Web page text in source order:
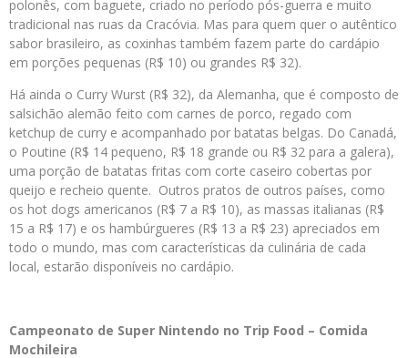
polonês, com baguete, criado no período pós-guerra e muito
tradicional nas ruas da Cracóvia. Mas para quem quer o autêntico
sabor brasileiro, as coxinhas também fazem parte do cardápio
em porções pequenas (R$ 10) ou grandes R$ 32).
Há ainda o Curry Wurst (R$ 32), da Alemanha, que é composto de
salsichão alemão feito com carnes de porco, regado com
ketchup de curry e acompanhado por batatas belgas. Do Canadá,
o Poutine (R$ 14 pequeno, R$ 18 grande ou R$ 32 para a galera),
uma porção de batatas fritas com corte caseiro cobertas por
queijo e recheio quente. Outros pratos de outros países, como
os hot dogs americanos (R$ 7 a R$ 10), as massas italianas (R$
15 a R$ 17) e os hambúrgueres (R$ 13 a R$ 23) apreciados em
todo o mundo, mas com características da culinária de cada
local, estarão disponíveis no cardápio.
Campeonato de Super Nintendo no Trip Food – Comida
Mochileira